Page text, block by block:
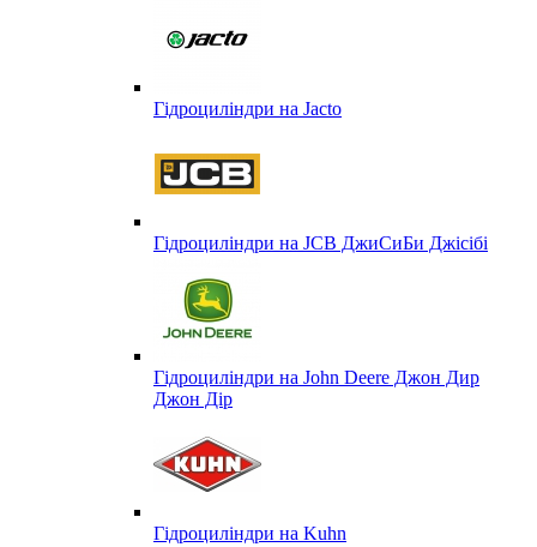
Гідроциліндри на Jacto
Гідроциліндри на JCB ДжиСиБи Джісібі
Гідроциліндри на John Deere Джон Дир
Джон Дір
Гідроциліндри на Kuhn